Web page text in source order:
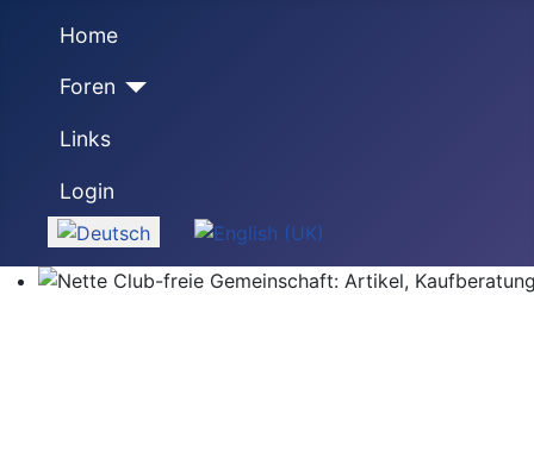
Home
Foren
Links
Login
Sprache auswählen